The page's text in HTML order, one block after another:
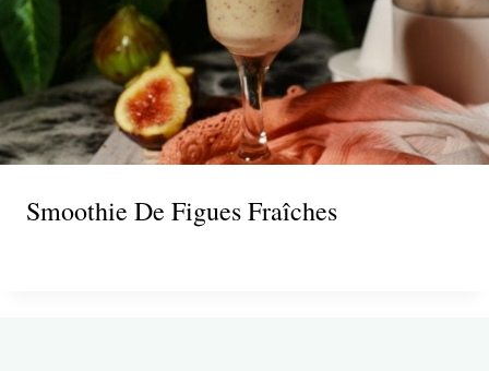
Smoothie De Figues Fraîches